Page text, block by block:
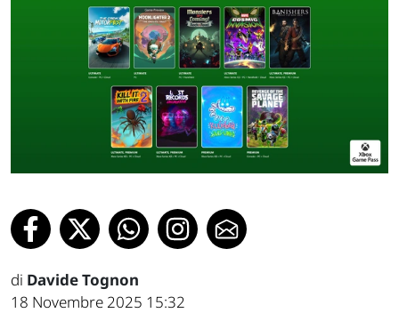
di Davide Tognon
18 Novembre 2025 15:32